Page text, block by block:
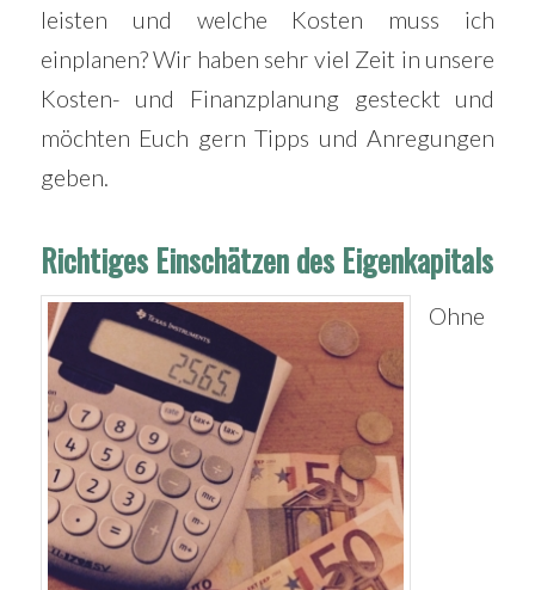
leisten und welche Kosten muss ich
einplanen? Wir haben sehr viel Zeit in unsere
Kosten- und Finanzplanung gesteckt und
möchten Euch gern Tipps und Anregungen
geben.
Richtiges Einschätzen des Eigenkapitals
Ohne